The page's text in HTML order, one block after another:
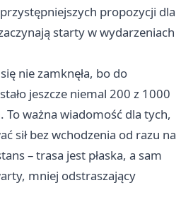
propozycji dla
starty w wydarzeniach
nie zamknęła, bo do
jeszcze niemal 200 z 1000
ważna wiadomość dla tych,
sił bez wchodzenia od razu na
– trasa jest płaska, a sam
mniej odstraszający